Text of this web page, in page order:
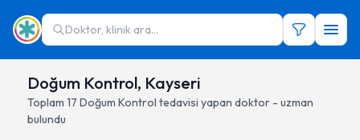
Doktor, klinik ara...
Doğum Kontrol, Kayseri
Toplam 17 Doğum Kontrol tedavisi yapan doktor - uzman
bulundu